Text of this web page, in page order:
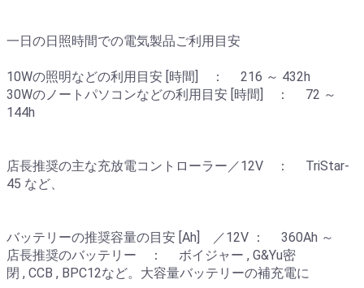
一日の日照時間での電気製品ご利用目安
10Wの照明などの利用目安 [時間] ： 216 ～ 432h
30Wのノートパソコンなどの利用目安 [時間] ： 72 ～
144h
店長推奨の主な充放電コントローラー／12V ： TriStar-
45 など、
バッテリーの推奨容量の目安 [Ah] ／12V ： 360Ah ～
店長推奨のバッテリー ： ボイジャー , G&Yu密
閉 , CCB , BPC12など。大容量バッテリーの補充電に